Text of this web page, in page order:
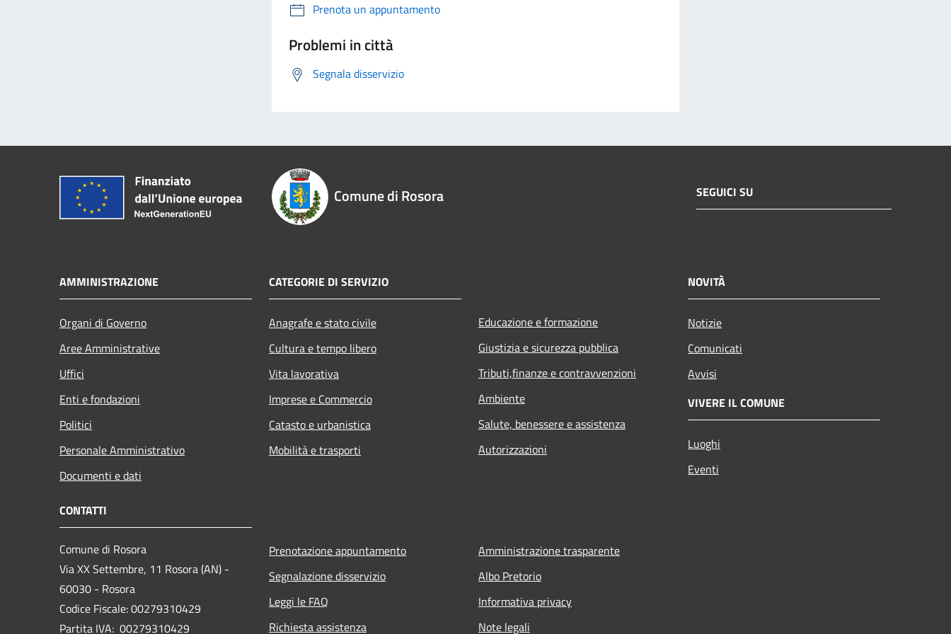
Prenota un appuntamento
Problemi in città
Segnala disservizio
Comune di Rosora SEGUICI SU
AMMINISTRAZIONE
Organi di Governo
Aree Amministrative
Uffici
Enti e fondazioni
Politici
Personale Amministrativo
Documenti e dati
CATEGORIE DI SERVIZIO
Anagrafe e stato civile
Cultura e tempo libero
Vita lavorativa
Imprese e Commercio
Catasto e urbanistica
Mobilità e trasporti
Educazione e formazione
Giustizia e sicurezza pubblica
Tributi,finanze e contravvenzioni
Ambiente
Salute, benessere e assistenza
Autorizzazioni
NOVITÀ
Notizie
Comunicati
Avvisi
VIVERE IL COMUNE
Luoghi
Eventi
CONTATTI
Comune di Rosora
Via XX Settembre, 11 Rosora (AN) -
60030 - Rosora
Codice Fiscale: 00279310429
Partita IVA: 00279310429
Prenotazione appuntamento
Segnalazione disservizio
Leggi le FAQ
Richiesta assistenza
Amministrazione trasparente
Albo Pretorio
Informativa privacy
Note legali